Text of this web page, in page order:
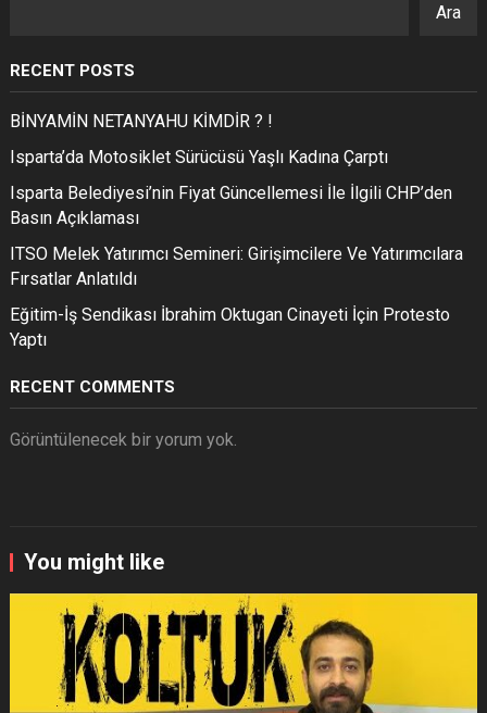
Ara
RECENT POSTS
BİNYAMİN NETANYAHU KİMDİR ? !
Isparta’da Motosiklet Sürücüsü Yaşlı Kadına Çarptı
Isparta Belediyesi’nin Fiyat Güncellemesi İle İlgili CHP’den
Basın Açıklaması
ITSO Melek Yatırımcı Semineri: Girişimcilere Ve Yatırımcılara
Fırsatlar Anlatıldı
Eğitim-İş Sendikası İbrahim Oktugan Cinayeti İçin Protesto
Yaptı
RECENT COMMENTS
Görüntülenecek bir yorum yok.
You might like